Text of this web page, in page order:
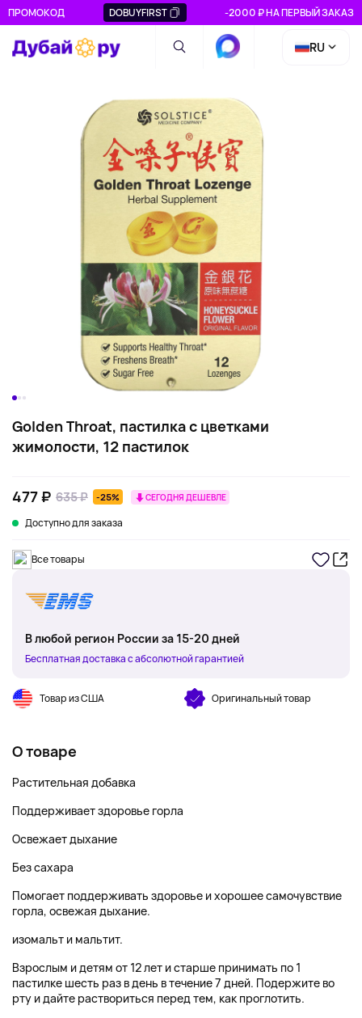
ПРОМОКОД DOBUYFIRST -2000 ₽ НА ПЕРВЫЙ ЗАКАЗ
RU
Golden Throat, пастилка с цветками
жимолости, 12 пастилок
477 ₽ 635 ₽ -25% СЕГОДНЯ ДЕШЕВЛЕ
Доступно для заказа
Все товары
В любой регион России за 15-20 дней
Бесплатная доставка с абсолютной гарантией
Товар из США Оригинальный товар
О товаре
Растительная добавка
Поддерживает здоровье горла
Освежает дыхание
Без сахара
Помогает поддерживать здоровье и хорошее самочувствие
горла, освежая дыхание.
изомальт и мальтит.
Взрослым и детям от 12 лет и старше принимать по 1
пастилке шесть раз в день в течение 7 дней. Подержите во
рту и дайте раствориться перед тем, как проглотить.